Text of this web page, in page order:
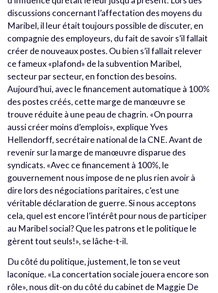
discussions concernant l’affectation des moyens du
Maribel, il leur était toujours possible de discuter, en
compagnie des employeurs, du fait de savoir s’il fallait
créer de nouveaux postes. Ou bien s’il fallait relever
ce fameux «plafond» de la subvention Maribel,
secteur par secteur, en fonction des besoins.
Aujourd’hui, avec le financement automatique à 100%
des postes créés, cette marge de manœuvre se
trouve réduite à une peau de chagrin. «On pourra
aussi créer moins d’emplois», explique Yves
Hellendorff, secrétaire national de la CNE. Avant de
revenir sur la marge de manœuvre disparue des
syndicats. «Avec ce financement à 100%, le
gouvernement nous impose de ne plus rien avoir à
dire lors des négociations paritaires, c’est une
véritable déclaration de guerre. Si nous acceptons
cela, quel est encore l’intérêt pour nous de participer
au Maribel social? Que les patrons et le politique le
gèrent tout seuls!», se lâche-t-il.
Du côté du politique, justement, le ton se veut
laconique. «La concertation sociale jouera encore son
rôle», nous dit-on du côté du cabinet de Maggie De